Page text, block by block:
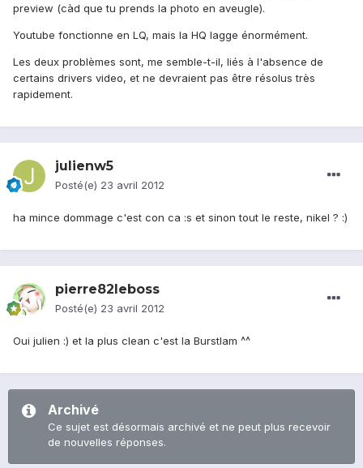
preview (càd que tu prends la photo en aveugle).
Youtube fonctionne en LQ, mais la HQ lagge énormément.
Les deux problèmes sont, me semble-t-il, liés à l'absence de
certains drivers video, et ne devraient pas être résolus très
rapidement.
julienw5
Posté(e) 23 avril 2012
ha mince dommage c'est con ca :s et sinon tout le reste, nikel ? :)
pierre82leboss
Posté(e) 23 avril 2012
Oui julien :) et la plus clean c'est la Burstlam ^^
Archivé
Ce sujet est désormais archivé et ne peut plus recevoir
de nouvelles réponses.